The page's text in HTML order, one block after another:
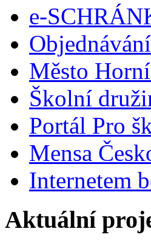
e-
Město
Školní
Portál Pro
Mensa
Internetem
Aktuální